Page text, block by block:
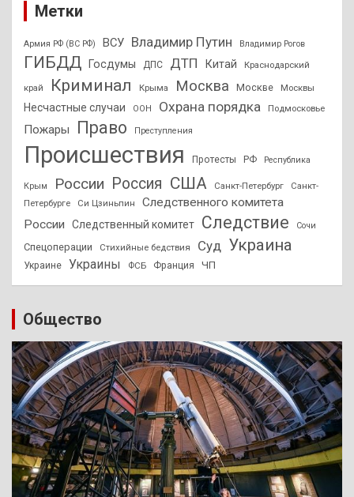
Метки
Армия РФ (ВС РФ) ВСУ Владимир Путин Владимир Рогов
ГИБДД Госдумы ДПС ДТП Китай Краснодарский
край Криминал Крыма Москва Москве Москвы
Несчастные случаи ООН Охрана порядка Подмосковье
Пожары Право Преступления
Происшествия Протесты РФ Республика
Крым России Россия США Санкт-Петербург
Санкт-
Петербурге
Си Цзиньпин
Следственного комитета
России
Следственный комитет Следствие Сочи
Спецоперации Стихийные бедствия Суд Украина
Украине Украины ФСБ Франция ЧП
Общество